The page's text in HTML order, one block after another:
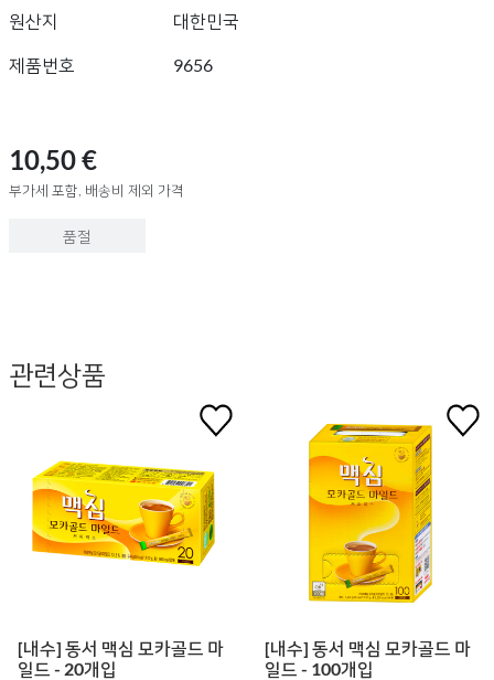
원산지 대한민국
제품번호 9656
10,50 €
부가세 포함, 배송비 제외 가격
품절
관련상품
[내수] 동서 맥심 모카골드 마
일드 - 20개입
[내수] 동서 맥심 모카골드 마
일드 - 100개입